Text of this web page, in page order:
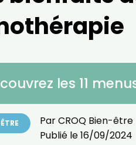
les 11
ParCROQ Bien-être
Publié le16/09/2024